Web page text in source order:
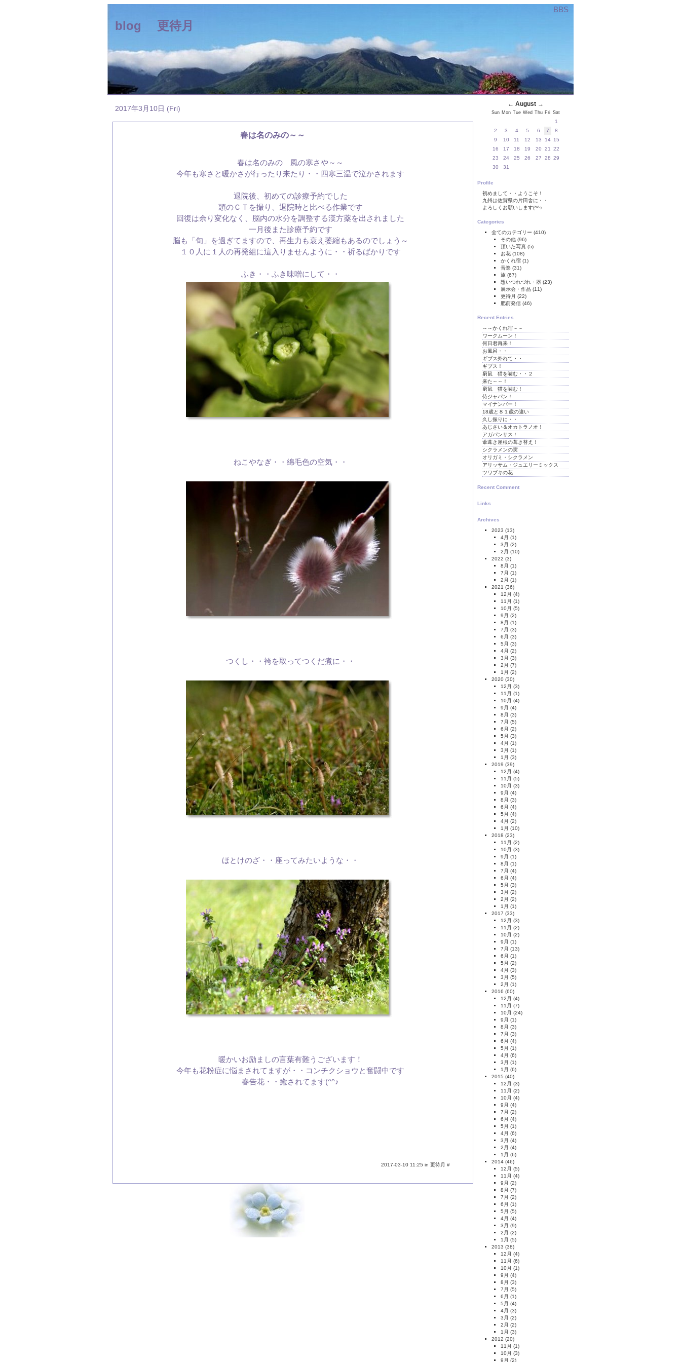
BBS
blog 更待月
2017年3月10日 (Fri)
春は名のみの～～
春は名のみの 風の寒さや～～
今年も寒さと暖かさが行ったり来たり・・四寒三温で泣かされます
退院後、初めての診療予約でした
頭のＣＴを撮り、退院時と比べる作業です
回復は余り変化なく、脳内の水分を調整する漢方薬を出されました
一月後また診療予約です
脳も「旬」を過ぎてますので、再生力も衰え萎縮もあるのでしょう～
１０人に１人の再発組に這入りませんように・・祈るばかりです
ふき・・ふき味噌にして・・
ねこやなぎ・・綿毛色の空気・・
つくし・・袴を取ってつくだ煮に・・
ほとけのざ・・座ってみたいような・・
暖かいお励ましの言葉有難うございます！
今年も花粉症に悩まされてますが・・コンチクショウと奮闘中です
春告花・・癒されてます(^^♪
2017-03-10 11:25 in 更待月 #
← August→
Sun Mon Tue Wed Thu Fri Sat
1
2
3 4 5 6 7
8
9
10 11 12 13 14 15
16
17 18 19 20 21
22
23
24 25 26 27 28 29
30
31
Profile
初めまして・・ようこそ！
九州は佐賀県の片田舎に・・
よろしくお願いします(^^♪
Categories
全てのカテゴリー (410)
その他 (96)
頂いた写真 (5)
お花 (108)
かくれ宿 (1)
音楽 (31)
旅 (67)
想いつれづれ・器 (23)
展示会・作品 (11)
更待月 (22)
肥前発信 (46)
Recent Entries
～～かくれ宿～～
ワークムーン！
何日君再来！
お風呂・・
ギブス外れて・・
ギブス！
窮鼠 猫を噛む・・２
来た～～！
窮鼠 猫を噛む！
侍ジャパン！
マイナンバー！
18歳と８１歳の違い
久し振りに・・
あじさい＆オカトラノオ！
アガパンサス！
葦葺き屋根の葺き替え！
シクラメンの実
オリガミ・シクラメン
アリッサム・ジュエリーミックス
ツワブキの花
Recent Comment
Links
Archives
2023 (13)
4月 (1)
3月 (2)
2月 (10)
2022 (3)
8月 (1)
7月 (1)
2月 (1)
2021 (36)
12月 (4)
11月 (1)
10月 (5)
9月 (2)
8月 (1)
7月 (3)
6月 (3)
5月 (3)
4月 (2)
3月 (3)
2月 (7)
1月 (2)
2020 (30)
12月 (3)
11月 (1)
10月 (4)
9月 (4)
8月 (3)
7月 (5)
6月 (2)
5月 (3)
4月 (1)
3月 (1)
1月 (3)
2019 (39)
12月 (4)
11月 (5)
10月 (3)
9月 (4)
8月 (3)
6月 (4)
5月 (4)
4月 (2)
1月 (10)
2018 (23)
11月 (2)
10月 (3)
9月 (1)
8月 (1)
7月 (4)
6月 (4)
5月 (3)
3月 (2)
2月 (2)
1月 (1)
2017 (33)
12月 (3)
11月 (2)
10月 (2)
9月 (1)
7月 (13)
6月 (1)
5月 (2)
4月 (3)
3月 (5)
2月 (1)
2016 (60)
12月 (4)
11月 (7)
10月 (24)
9月 (1)
8月 (3)
7月 (3)
6月 (4)
5月 (1)
4月 (6)
3月 (1)
1月 (6)
2015 (40)
12月 (3)
11月 (2)
10月 (4)
9月 (4)
7月 (2)
6月 (4)
5月 (1)
4月 (6)
3月 (4)
2月 (4)
1月 (6)
2014 (46)
12月 (5)
11月 (4)
9月 (2)
8月 (7)
7月 (2)
6月 (1)
5月 (5)
4月 (4)
3月 (9)
2月 (2)
1月 (5)
2013 (38)
12月 (4)
11月 (6)
10月 (1)
9月 (4)
8月 (3)
7月 (5)
6月 (1)
5月 (4)
4月 (3)
3月 (2)
2月 (2)
1月 (3)
2012 (20)
11月 (1)
10月 (3)
9月 (2)